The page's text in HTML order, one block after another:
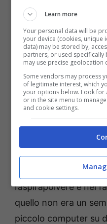
prelievo di
che sta rendendo
attacchi hacker.La
aspirapolvere che si
Per fortuna, un
accesso ad un
bloccato la
in cui lo ha fatto, il
l’aspirapolvere e nel
quello non era un
piccolo computer su
Learn more
Your personal data will be
your device (cookies, unique
data) may be stored by,
partners, or used specifically
may use precise geolocation
Some vendors may process
of legitimate interest, which
your options below. Look for
or in the site menu to
and cookie settings.